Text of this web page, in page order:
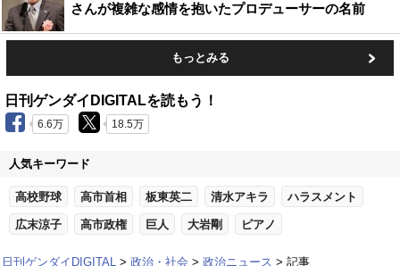
さんが複雑な感情を抱いたプロデューサーの名前
もっとみる
日刊ゲンダイDIGITALを読もう！
6.6万 18.5万
人気キーワード
高校野球 高市首相 板東英二 清水アキラ ハラスメント
広末涼子 高市政権 巨人 大岩剛 ピアノ
日刊ゲンダイDIGITAL 政治・社会 政治ニュース 記事